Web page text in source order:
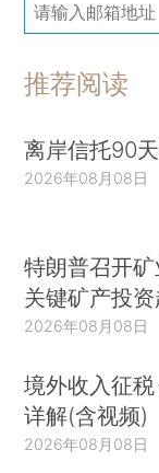
推荐阅读
离岸信托90
2026年08月08日
特朗普召开
关键矿产投
2026年08月08日
境外收入征
详解(含视频)
2026年08月08日